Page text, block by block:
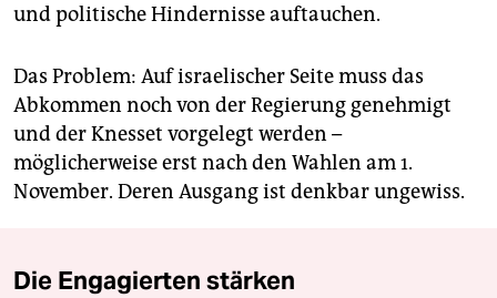
und politische Hindernisse auftauchen.
Das Problem: Auf israelischer Seite muss das
Abkommen noch von der Regierung genehmigt
und der Knesset vorgelegt werden –
möglicherweise erst nach den Wahlen am 1.
November. Deren Ausgang ist denkbar ungewiss.
Die Engagierten stärken